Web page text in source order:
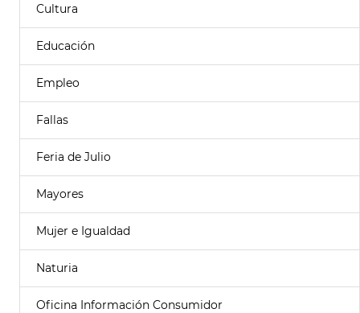
Cultura
Educación
Empleo
Fallas
Feria de Julio
Mayores
Mujer e Igualdad
Naturia
Oficina Información Consumidor